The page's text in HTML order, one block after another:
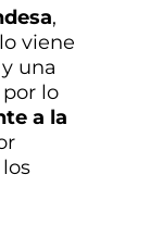
,
viene
una
lo
a la